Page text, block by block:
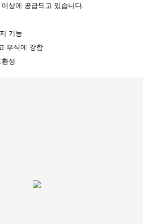
상에 공급되고 있습니다.
기능
부식에 강함
성